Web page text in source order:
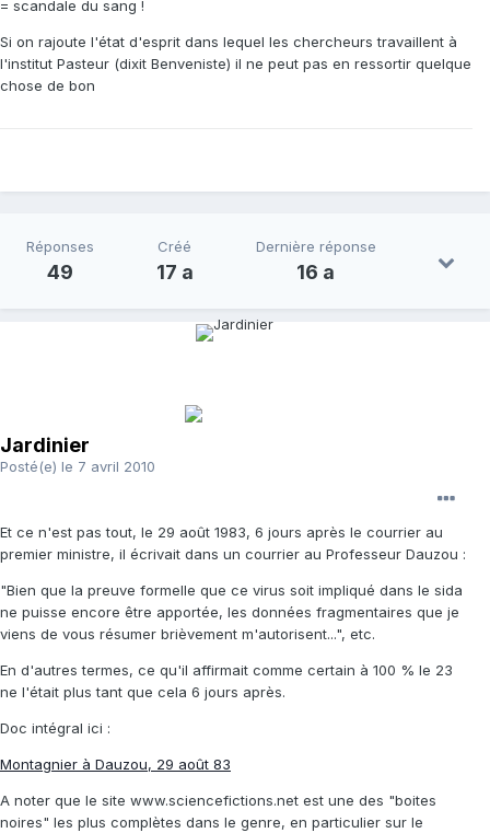
= scandale du sang !
Si on rajoute l'état d'esprit dans lequel les chercheurs travaillent à
l'institut Pasteur (dixit Benveniste) il ne peut pas en ressortir quelque
chose de bon
Réponses
49
Créé
17 a
Dernière réponse
16 a
Jardinier
Posté(e) le 7 avril 2010
Et ce n'est pas tout, le 29 août 1983, 6 jours après le courrier au
premier ministre, il écrivait dans un courrier au Professeur Dauzou :
"Bien que la preuve formelle que ce virus soit impliqué dans le sida
ne puisse encore être apportée, les données fragmentaires que je
viens de vous résumer brièvement m'autorisent...", etc.
En d'autres termes, ce qu'il affirmait comme certain à 100 % le 23
ne l'était plus tant que cela 6 jours après.
Doc intégral ici :
Montagnier à Dauzou, 29 août 83
A noter que le site www.sciencefictions.net est une des "boites
noires" les plus complètes dans le genre, en particulier sur le